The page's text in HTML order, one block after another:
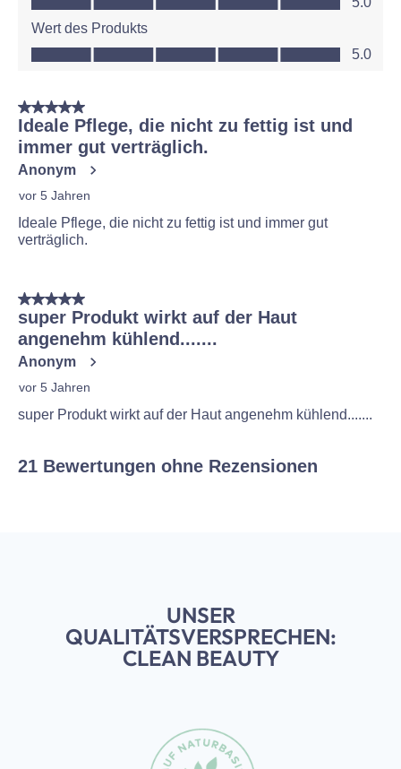
Wert des Produkts
Wert des Produkts, 5.0 von 5
5.0
5 von 5 Sternen.
Ideale Pflege, die nicht zu fettig ist und
immer gut verträglich.
Anonym
vor 5 Jahren
Ideale Pflege, die nicht zu fettig ist und immer gut
verträglich.
5 von 5 Sternen.
super Produkt wirkt auf der Haut
angenehm kühlend.......
Anonym
vor 5 Jahren
super Produkt wirkt auf der Haut angenehm kühlend.......
21 Bewertungen ohne Rezensionen
UNSER
QUALITÄTSVERSPRECHEN:
CLEAN BEAUTY